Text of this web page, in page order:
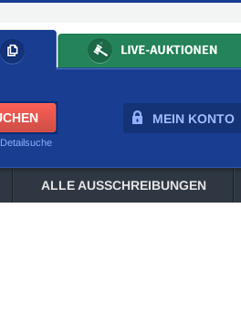
MEIN KONTO
Detailsuche
ALLE AUSSCHREIBUNGEN